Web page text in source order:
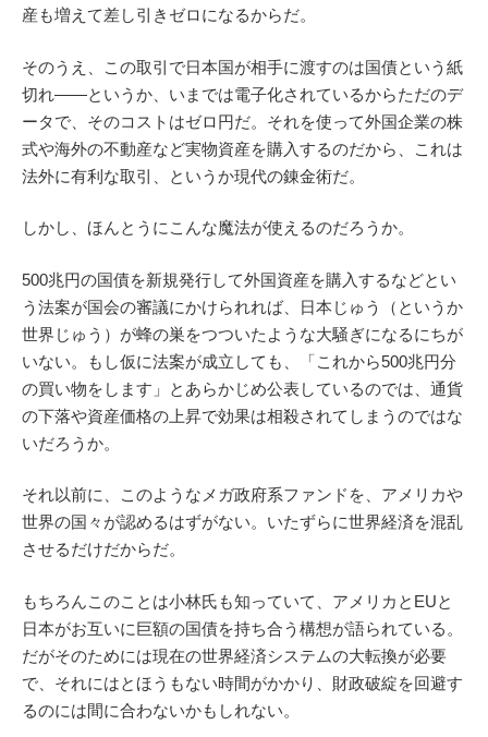
産も増えて差し引きゼロになるからだ。
そのうえ、この取引で日本国が相手に渡すのは国債という紙
切れ――というか、いまでは電子化されているからただのデ
ータで、そのコストはゼロ円だ。それを使って外国企業の株
式や海外の不動産など実物資産を購入するのだから、こ れは
法外に有利な取引、というか現代の錬金術だ。
しかし、ほんとうにこんな魔法が使えるのだろうか。
500兆円の国債を新規発行して外国資産を購入するなどとい
う法案が国会の審議にかけられれば、日本じゅう（というか
世界じゅう）が蜂の巣をつついたような大騒ぎになるにちが
いない。もし仮に法案が成立しても、「これから500兆円分
の買い物をします」とあらかじめ公表しているのでは、通貨
の下落や資産価格の上昇で効果は相殺されてしまうのではな
いだろうか。
それ以前に、このようなメガ政府系ファンドを、アメリカや
世界の国々が認めるはずがない。いたずらに世界経済を混乱
させるだけだからだ。
もちろんこのことは小林氏も知っていて、アメリカとEUと
日本がお互いに巨額の国債を持ち合う構想が語られている。
だがそのためには現在の世界経済システムの大転換が必要
で、それにはとほうもない時間がかかり、財政破綻を回避す
るのには間に合わないかもしれない。